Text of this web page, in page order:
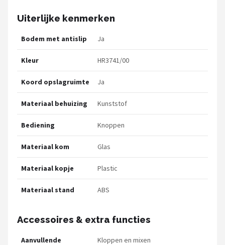
Uiterlijke kenmerken
Bodem met antislip Ja
Kleur HR3741/00
Koord opslagruimte Ja
Materiaal behuizing Kunststof
Bediening Knoppen
Materiaal kom Glas
Materiaal kopje Plastic
Materiaal stand ABS
Accessoires & extra functies
Aanvullende
Kloppen en mixen